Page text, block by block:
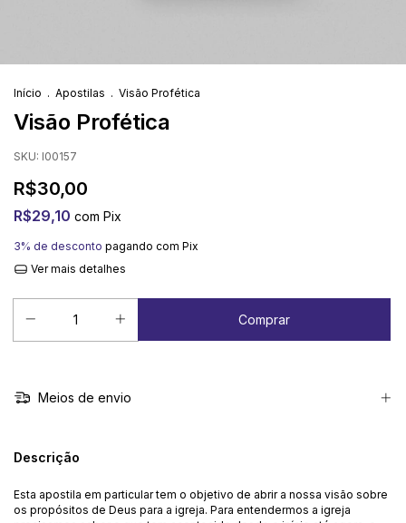
Início . Apostilas . Visão Profética
Visão Profética
SKU: I00157
R$30,00
R$29,10 com Pix
3% de desconto pagando com Pix
Ver mais detalhes
Meios de envio
Descrição
Esta apostila em particular tem o objetivo de abrir a nossa visão sobre
os propósitos de Deus para a igreja. Para entendermos a igreja